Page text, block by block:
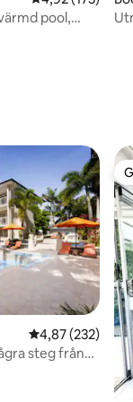
pool,
4,87 av 5 i
4,87 (232)
steg från